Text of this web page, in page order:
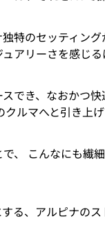
特のセッティン
アリーさを感じ
でき、なおかつ
ルマへと引き上
、 こんなにも繊
る、アルピナの